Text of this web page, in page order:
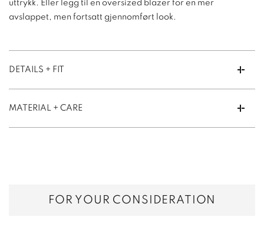
uttrykk. Eller legg til en oversized blazer for en mer
avslappet, men fortsatt gjennomført look.
DETAILS + FIT
MATERIAL + CARE
FOR YOUR CONSIDERATION